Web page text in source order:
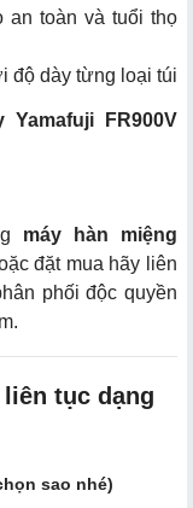
an toàn và tuổi thọ
độ dày từng loại túi
FR900V
máy hàn miệng
đặt mua hãy liên
phối độc quyền
tục dạng
sao nhé)